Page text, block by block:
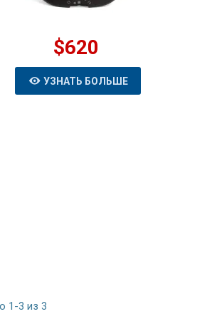
$620
УЗНАТЬ БОЛЬШЕ
1-3 из 3